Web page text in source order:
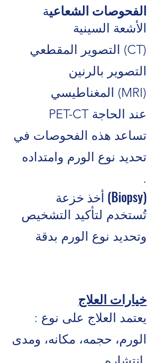
الفحوصات الشعاعية
الأشعة السينية
التصوير المقطعي (CT)
التصوير بالرنين
المغناطيسي (MRI)
PET-CT عند الحاجة
تساعد هذه الفحوصات في
تحديد نوع الورم وامتداده
.
أخذ خزعة (Biopsy)
تُستخدم لتأكيد التشخيص
وتحديد نوع الورم بدقة
خيارات العلاج
: يعتمد العلاج على نوع
الورم، حجمه، مكانه، ومدى